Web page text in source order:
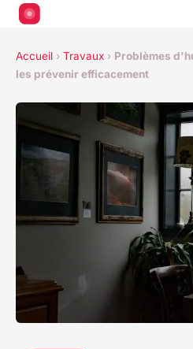
Accueil › Travaux › Problèmes
les prévenir efficacement